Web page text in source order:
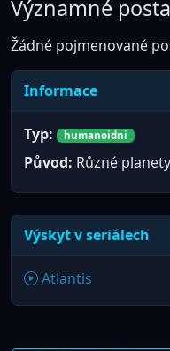
Významné
Žádné pojmenované
Informace
Typ: humanoidni
Původ: Různé
Výskyt v seriálech
Atlantis